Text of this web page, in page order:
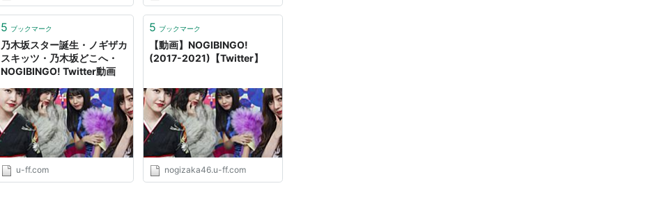
5 ブックマーク
乃木坂スター誕生・ノギザカ
スキッツ・乃木坂どこへ・
NOGIBINGO! Twitter動画
u-ff.com
5 ブックマーク
【動画】NOGIBINGO!
(2017-2021)【Twitter】
nogizaka46.u-ff.com